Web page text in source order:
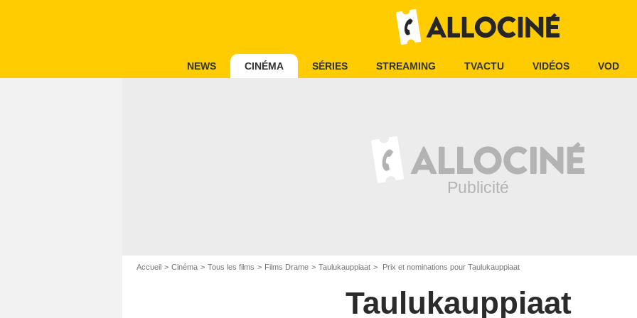
NEWS CINÉMA SÉRIES STREAMING TVACTU VIDÉOS VOD
Accueil Cinéma Tous les films Films Drame Taulukauppiaat Prix et nominations pour Taulukauppiaat
Taulukauppiaat